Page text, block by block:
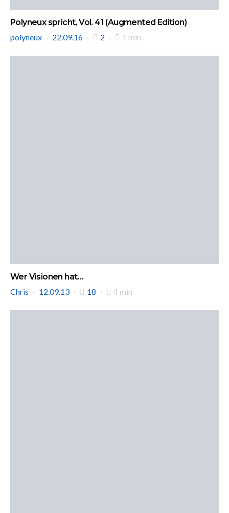
Polyneux spricht, Vol. 41 (Augmented Edition)
polyneux
22.09.16 2 1 min
Wer Visionen hat…
Chris
12.09.13 18 4 min